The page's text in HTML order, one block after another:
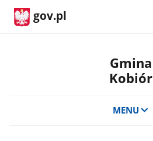
gov.pl
Gmina
Kobiór
MENU